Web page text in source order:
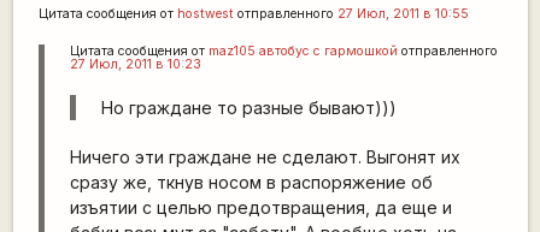
Цитата сообщения от hostwestотправленного 27 Июл, 2011 в 10:55
Цитата сообщения от maz105 автобус с гармошкой отправленного
27 Июл, 2011 в 10:23
Но граждане то разные бывают)))
Ничего эти граждане не сделают. Выгонят их
сразу же, ткнув носом в распоряжение об
изъятии с целью предотвращения, да еще и